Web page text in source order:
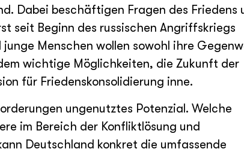
Dabei beschäftigen Fragen des Friedens
seit Beginn des russischen Angriffskriegs
Menschen wollen sowohl ihre
wichtige Möglichkeiten, die Zukunft der
für Friedenskonsolidierung inne.
ungenutztes Potenzial. Welche
im Bereich der Konfliktlösung und
Deutschland konkret die umfassende